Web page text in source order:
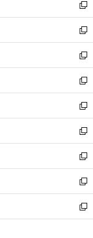
ィ
ン
ド
ウ
で
開
く
い
ウ
ィ
ン
ド
ウ
で
開
く
新
し
い
ウ
ィ
ン
ド
ウ
で
開
く
新
し
い
ウ
ィ
ン
ド
ウ
で
開
く
新
し
い
ウ
ィ
ン
ド
ウ
で
開
く
新
し
い
ウ
ィ
ン
ド
ウ
で
開
く
新
し
い
ウ
ィ
ン
ド
ウ
で
開
新
し
い
ウ
ィ
ン
ド
ウ
新
し
い
ウ
ィ
ン
新
し
い
ウ
新
し